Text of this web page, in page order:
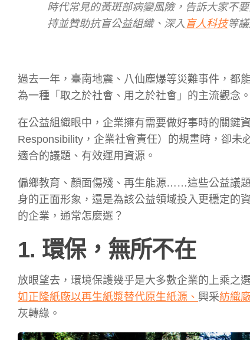
時代常見的黃斑部病變風險，告訴大家不
持並贊助抗盲公益組織、深入 盲人科技等
過去一年，臺南地震、八仙塵爆等災難事件，都
為一種「取之於社會、用之於社會」的主流觀念。
在公益組織眼中，企業擁有需要做好事時的關鍵
Responsibility，企業社會責任）的規畫時，卻
適合的議題、有效運用資源。
偏鄉教育、顏面傷殘、再生能源……這些公益議
身的正面形象，還是為該公益領域投入更穩定的
的企業，通常怎麼選？
1. 環保，無所不在
放眼望去，環境保護幾乎是大多數企業的上乘之
如正隆紙廠以再生紙漿替代原生紙源、 興采紡織
灰轉綠。